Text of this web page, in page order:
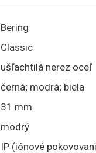
Bering
Classic
ušľachtilá nerez oceľ
černá; modrá; biela
31 mm
modrý
IP (iónové